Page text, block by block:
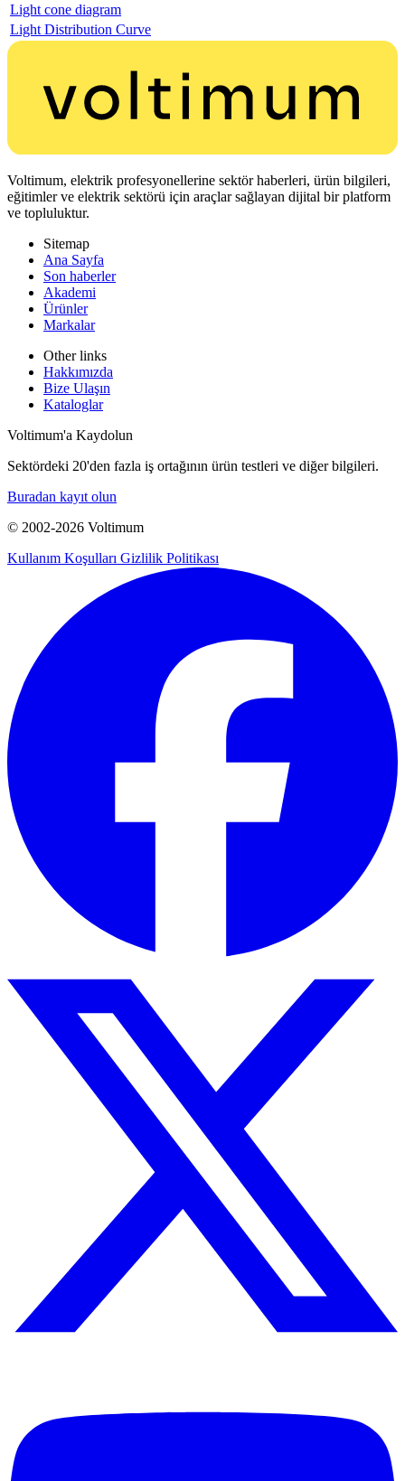
Light cone diagram
Light Distribution Curve
Voltimum, elektrik profesyonellerine sektör haberleri, ürün bilgileri,
eğitimler ve elektrik sektörü için araçlar sağlayan dijital bir platform
ve topluluktur.
Sitemap
Ana Sayfa
Son haberler
Akademi
Ürünler
Markalar
Other links
Hakkımızda
Bize Ulaşın
Kataloglar
Voltimum'a Kaydolun
Sektördeki 20'den fazla iş ortağının ürün testleri ve diğer bilgileri.
Buradan kayıt olun
© 2002-2026 Voltimum
Kullanım Koşulları Gizlilik Politikası